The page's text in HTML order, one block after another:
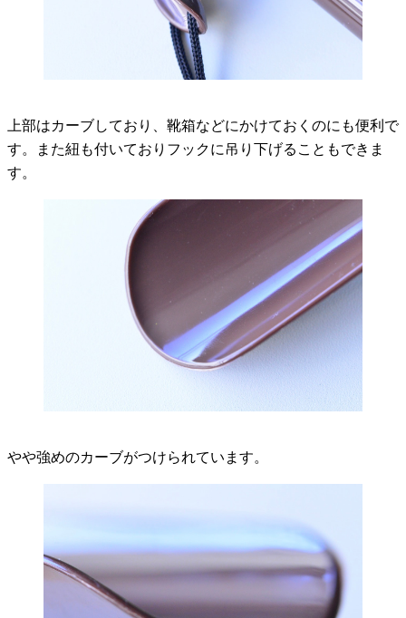
上部はカーブしており、靴箱などにかけておくのにも便利で
す。また紐も付いておりフックに吊り下げることもできま
す。
やや強めのカーブがつけられています。